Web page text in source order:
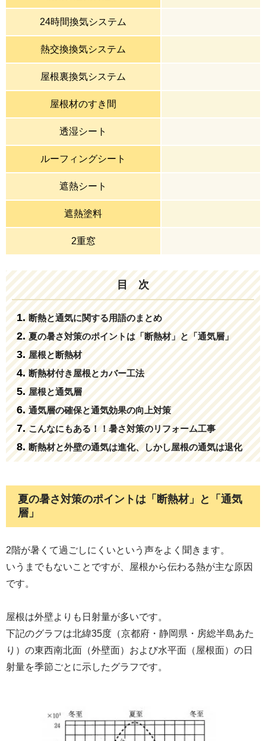
24時間換気システム
熱交換換気システム
屋根裏換気システム
屋根材のすき間
透湿シート
ルーフィングシート
遮熱シート
遮熱塗料
2重窓
目 次
断熱と通気に関する用語のまとめ
夏の暑さ対策のポイントは「断熱材」と「通気層」
屋根と断熱材
断熱材付き屋根とカバー工法
屋根と通気層
通気層の確保と通気効果の向上対策
こんなにもある！！暑さ対策のリフォーム工事
断熱材と外壁の通気は進化、しかし屋根の通気は退化
夏の暑さ対策のポイントは「断熱材」と「通気
層」
2階が暑くて過ごしにくいという声をよく聞きます。
いうまでもないことですが、屋根から伝わる熱が主な原因
です。
屋根は外壁よりも日射量が多いです。
下記のグラフは北緯35度（京都府・静岡県・房総半島あた
り）の東西南北面（外壁面）および水平面（屋根面）の日
射量を季節ごとに示したグラフです。